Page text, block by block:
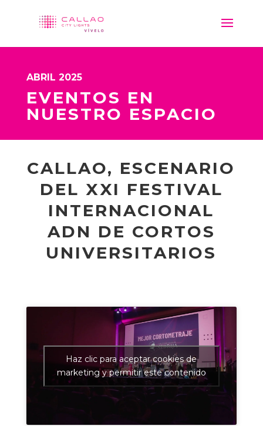
ABRIL 2025
EVENTOS EN
NUESTRO ESPACIO
CALLAO, ESCENARIO
DEL XXI FESTIVAL
INTERNACIONAL
ADN DE CORTOS
UNIVERSITARIOS
Haz clic para aceptar cookies de
marketing y permitir este contenido